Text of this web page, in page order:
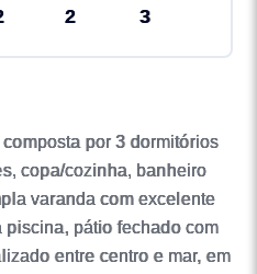
2 3
por 3 dormitórios
copa/cozinha, banheiro
varanda com excelente
pátio fechado com
entre centro e mar, em